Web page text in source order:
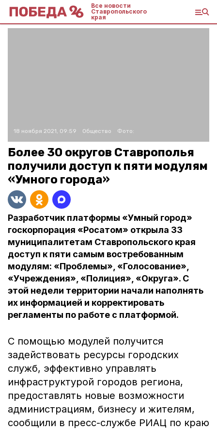
Все новости
Ставропольского
края
18 ноября 2021, 09:59 Общество Фото:
Более 30 округов Ставрополья
получили доступ к пяти модулям
«Умного города»
Разработчик платформы «Умный город»
госкорпорация «Росатом» открыла 33
муниципалитетам Ставропольского края
доступ к пяти самым востребованным
модулям: «Проблемы», «Голосование»,
«Учреждения», «Полиция», «Округа». С
этой недели территории начали наполнять
их информацией и корректировать
регламенты по работе с платформой.
С помощью модулей получится
задействовать ресурсы городских
служб, эффективно управлять
инфраструктурой городов региона,
предоставлять новые возможности
администрациям, бизнесу и жителям,
сообщили в пресс-службе РИАЦ по краю